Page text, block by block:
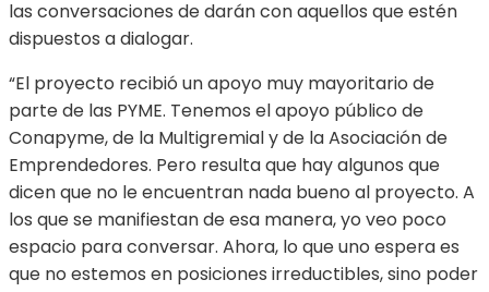
las conversaciones de darán con aquellos que estén
dispuestos a dialogar.
“El proyecto recibió un apoyo muy mayoritario de
parte de las PYME. Tenemos el apoyo público de
Conapyme, de la Multigremial y de la Asociación de
Emprendedores. Pero resulta que hay algunos que
dicen que no le encuentran nada bueno al proyecto. A
los que se manifiestan de esa manera, yo veo poco
espacio para conversar. Ahora, lo que uno espera es
que no estemos en posiciones irreductibles, sino poder